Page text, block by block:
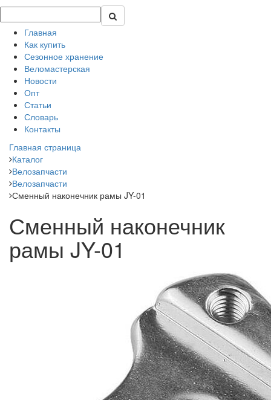
Главная
Как купить
Сезонное хранение
Веломастерская
Новости
Опт
Статьи
Словарь
Контакты
Главная страница
Каталог
Велозапчасти
Велозапчасти
Сменный наконечник рамы JY-01
Сменный наконечник
рамы JY-01